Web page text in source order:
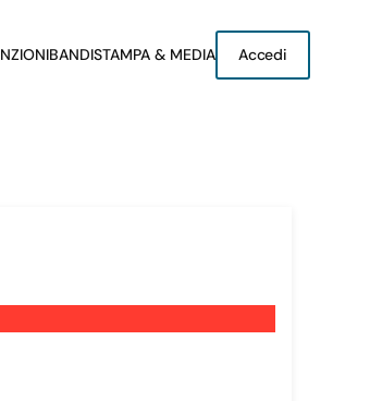
BANDISTAMPA & MEDIA Accedi